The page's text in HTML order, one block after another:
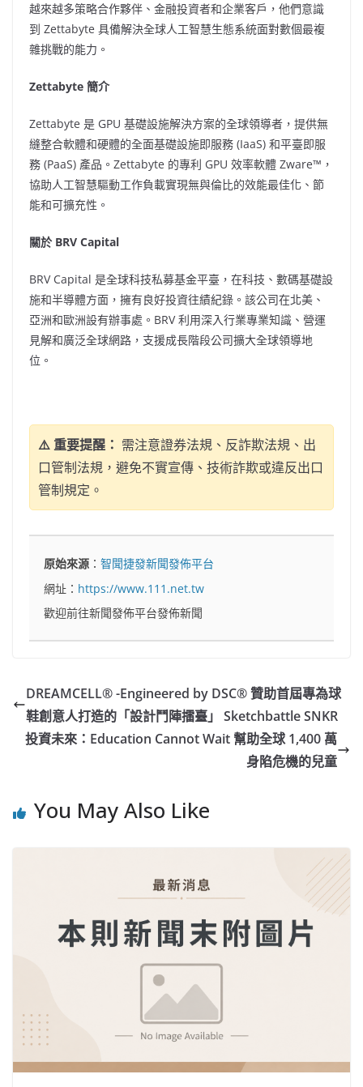
越來越多策略合作夥伴、金融投資者和企業客戶，他們意識
到 Zettabyte 具備解決全球人工智慧生態系統面對數個最複
雜挑戰的能力。
Zettabyte 簡介
Zettabyte 是 GPU 基礎設施解決方案的全球領導者，提供無
縫整合軟體和硬體的全面基礎設施即服務 (IaaS) 和平臺即服
務 (PaaS) 產品。Zettabyte 的專利 GPU 效率軟體 Zware™，
協助人工智慧驅動工作負載實現無與倫比的效能最佳化、節
能和可擴充性。
關於 BRV Capital
BRV Capital 是全球科技私募基金平臺，在科技、數碼基礎設
施和半導體方面，擁有良好投資往績紀錄。該公司在北美、
亞洲和歐洲設有辦事處。BRV 利用深入行業專業知識、營運
見解和廣泛全球網路，支援成長階段公司擴大全球領導地
位。
⚠️ 重要提醒： 需注意證券法規、反詐欺法規、出
口管制法規，避免不實宣傳、技術詐欺或違反出口
管制規定。
原始來源 ：智聞捷發新聞發佈平台
網址： https://www.111.net.tw
歡迎前往新聞發佈平台發佈新聞
DREAMCELL® -Engineered by DSC® 贊助首屆專為球
鞋創意人打造的「設計鬥陣擂臺」 Sketchbattle SNKR
投資未來：Education Cannot Wait 幫助全球 1,400 萬
身陷危機的兒童
You May Also Like